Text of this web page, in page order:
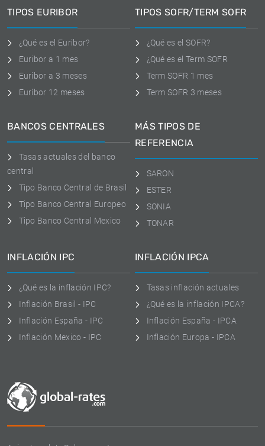
TIPOS EURIBOR
¿Qué es el Euribor?
Euribor a 1 mes
Euribor a 3 meses
Euríbor 12 meses
TIPOS SOFR/TERM SOFR
¿Qué es el SOFR?
¿Qué es el Term SOFR
Term SOFR 1 mes
Term SOFR 3 meses
BANCOS CENTRALES
Tasas actuales del banco
central
Tipo Banco Central de Brasil
Tipo Banco Central Europeo
Tipo Banco Central Mexico
MÁS TIPOS DE
REFERENCIA
SARON
ESTER
SONIA
TONAR
INFLACIÓN IPC
¿Qué es la inflación IPC?
Inflación Brasil - IPC
Inflación España - IPC
Inflación Mexico - IPC
INFLACIÓN IPCA
Tasas inflación actuales
¿Qué es la inflación IPCA?
Inflación España - IPCA
Inflación Europa - IPCA